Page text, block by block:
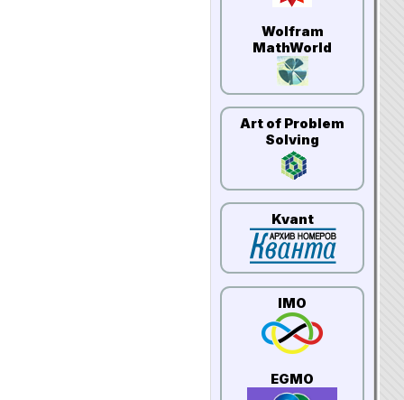
Wolfram
MathWorld
Art of Problem
Solving
Kvant
IMO
EGMO